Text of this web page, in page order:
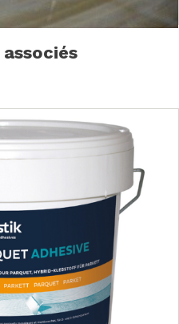
associés